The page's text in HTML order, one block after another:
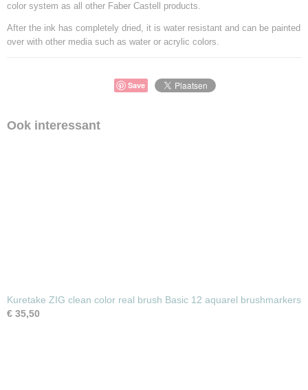
color system as all other Faber Castell products.
After the ink has completely dried, it is water resistant and can be painted
over with other media such as water or acrylic colors.
Save
Ook interessant
Kuretake ZIG clean color real brush Basic 12 aquarel brushmarkers
€ 35,50